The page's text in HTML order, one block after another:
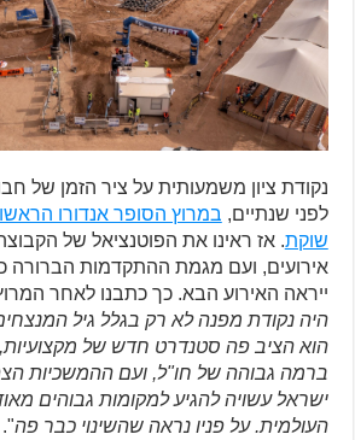
נקודת ציון משמעותית על ציר הזמן של
לפני שנתיים, במרוץ הסופר אנדורו
שוקת. אז ראינו את הפוטנציאל של
אירועים, ועם מגמת ההתקדמות הברורה
ייראה האירוע הבא. כך כתבנו לאחר
היה נקודת מפנה לא רק בגלל גיל
הוא הציב פה סטנדרט חדש של
ברמה גבוהה של חו"ל, ועם ההמשכיות
ישראל עשויה להגיע למקומות גבוהים
העולמית. על פניו נראה שהשינוי כבר פה